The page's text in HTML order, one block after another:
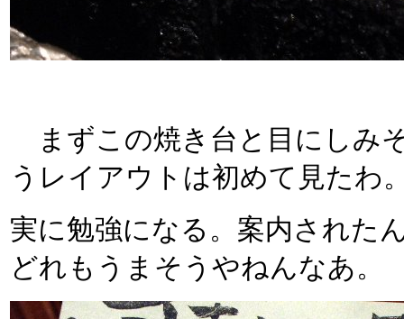
まずこの焼き台と目にしみ
うレイアウトは初めて見たわ
実に勉強になる。案内された
どれもうまそうやねんなあ。